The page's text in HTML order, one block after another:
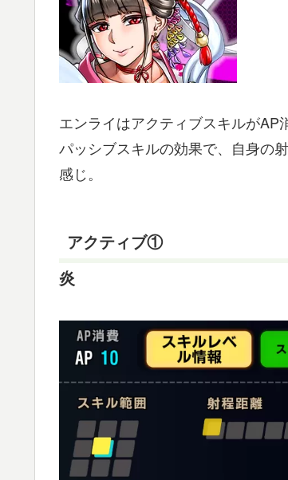
エンライはアクティブスキルがAP
パッシブスキルの効果で、自身の
感じ。
アクティブ①
炎